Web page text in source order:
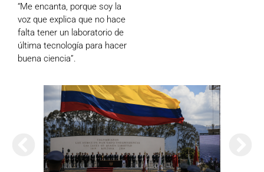
“Me encanta, porque soy la
voz que explica que no hace
falta tener un laboratorio de
última tecnología para hacer
buena ciencia”.